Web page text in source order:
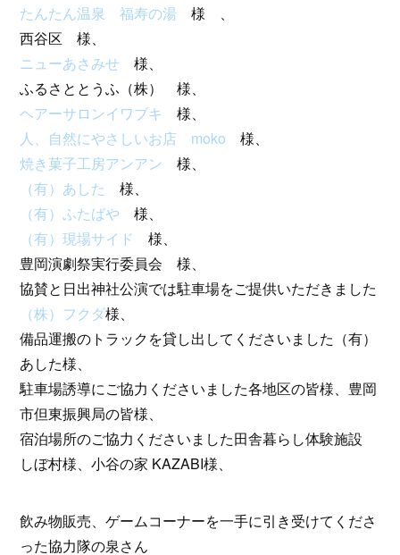
たんたん温泉 福寿の湯 様 、
西谷区 様、
ニューあさみせ 様、
ふるさととうふ（株） 様、
ヘアーサロンイワブキ
様、
人、自然にやさしいお店 moko 様、
焼き菓子工房アンアン 様、
（有）あした
様、
（有）ふたばや 様、
（有）現場サイド
様、
豊岡演劇祭実行委員会 様、
協賛と日出神社公演では駐車場をご提供いただきました
（株）フクダ様、
備品運搬のトラックを貸し出してくださいました（有）
あした様、
駐車場誘導にご協力くださいました各地区の皆様、豊岡
市但東振興局の皆様、
宿泊場所のご協力くださいました田舎暮らし体験施設
しぼ村様、小谷の家 KAZABI様、
飲み物販売、ゲームコーナーを一手に引き受けてくださ
った協力隊の泉さん